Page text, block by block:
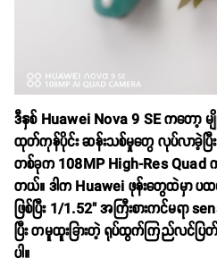
ဒီနှစ် Huawei Nova 9 SE ကတော့ မ
ထုတ်ကုန်ပိုင်း ဆန်းသစ်မှုတွေ လုပ်လာခဲ့ပြီး
တစ်ခုက 108MP High-Res Quad
တယ်။ ဒါက Huawei ဖုန်းတွေထဲမှာ ပ
ဖြစ်ပြီး 1/1.52" အကြီးစားကင်မရာ
ပြီး တမူထူးခြားတဲ့ ရုပ်ထွက်ကြည်လင်ပြတ်
ပါ။